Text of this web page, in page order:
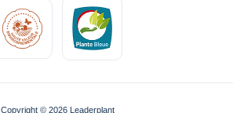
Copyright © 2026 Leaderplant